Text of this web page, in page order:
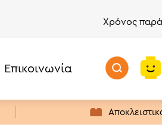
Χρόνος
Μην Χάσετε!
Προϊόντα με
Πρώτα σε
Επικοινωνία Προσθήκη